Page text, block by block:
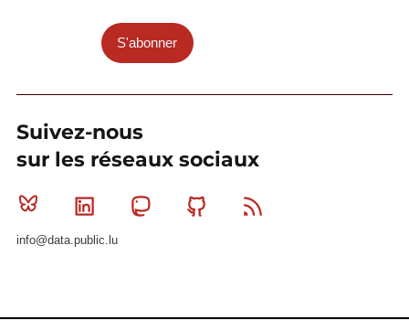
S'abonner
Suivez-nous
sur les réseaux sociaux
Bluesky Linkedin MastodonGithub
info@data.public.lu